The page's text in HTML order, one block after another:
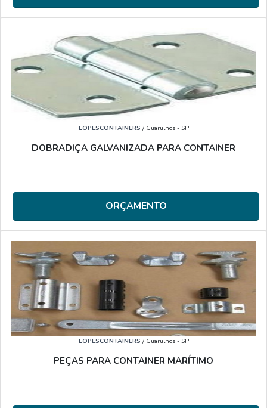
LOPESCONTAINERS / Guarulhos - SP
DOBRADIÇA GALVANIZADA PARA CONTAINER
ORÇAMENTO
LOPESCONTAINERS / Guarulhos - SP
PEÇAS PARA CONTAINER MARÍTIMO